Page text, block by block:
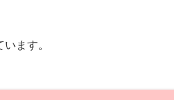
ます。